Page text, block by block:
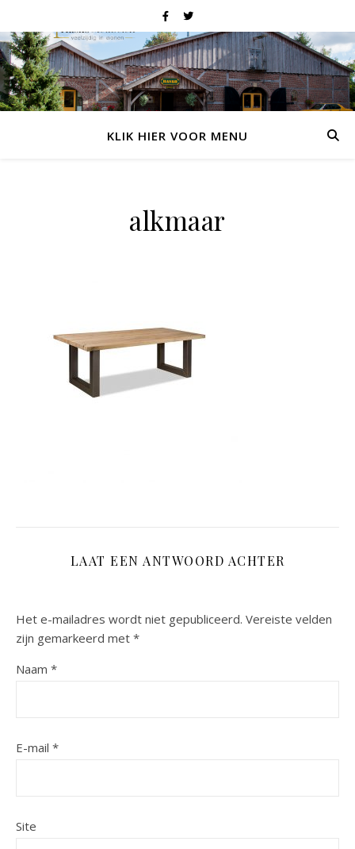
KLIK HIER VOOR MENU
alkmaar
LAAT EEN ANTWOORD ACHTER
Het e-mailadres wordt niet gepubliceerd. Vereiste velden
zijn gemarkeerd met *
Naam *
E-mail *
Site